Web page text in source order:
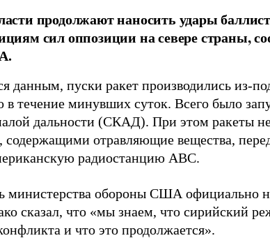
продолжают наносить удары
сил оппозиции на севере страны,
пуски ракет производились из-
в течение минувших суток. Всего было
дальности (СКАД). При этом ракеты
содержащими отравляющие вещества,
радиостанцию ABC.
министерства обороны США официально
сказал, что «мы знаем, что сирийский
и что это продолжается».